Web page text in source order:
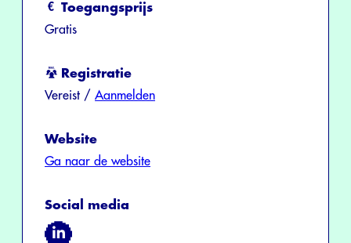
Toegangsprijs
Gratis
Registratie
Vereist / Aanmelden
Website
Ga naar de website
Social media